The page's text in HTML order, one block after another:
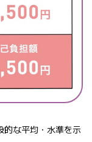
な平均・水準を示